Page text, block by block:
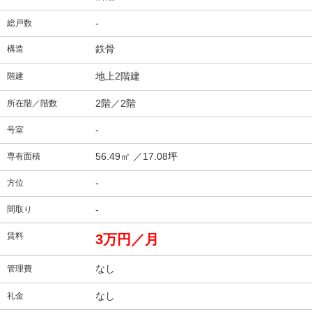
総戸数 -
構造 鉄骨
階建 地上2階建
所在階／階数 2階／2階
号室 -
専有面積 56.49㎡ ／17.08坪
方位 -
間取り -
賃料 3万円／月
管理費 なし
礼金 なし